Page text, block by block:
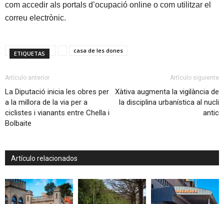
com accedir als portals d’ocupació online o com utilitzar el
correu electrònic.
ETIQUETAS casa de les dones
Artículo anterior
La Diputació inicia les obres per
a la millora de la via per a
ciclistes i vianants entre Chella i
Bolbaite
Artículo siguiente
Xàtiva augmenta la vigilància de
la disciplina urbanística al nucli
antic
Artículo relacionados